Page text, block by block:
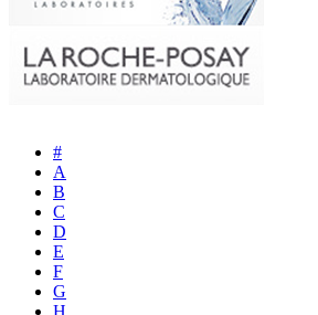
#
A
B
C
D
E
F
G
H